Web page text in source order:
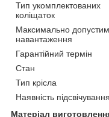
Тип укомплектованих
коліщаток
Максимально
навантаження
Гарантійний термін
Стан
Тип крісла
Наявність підсвічування
Матеріал